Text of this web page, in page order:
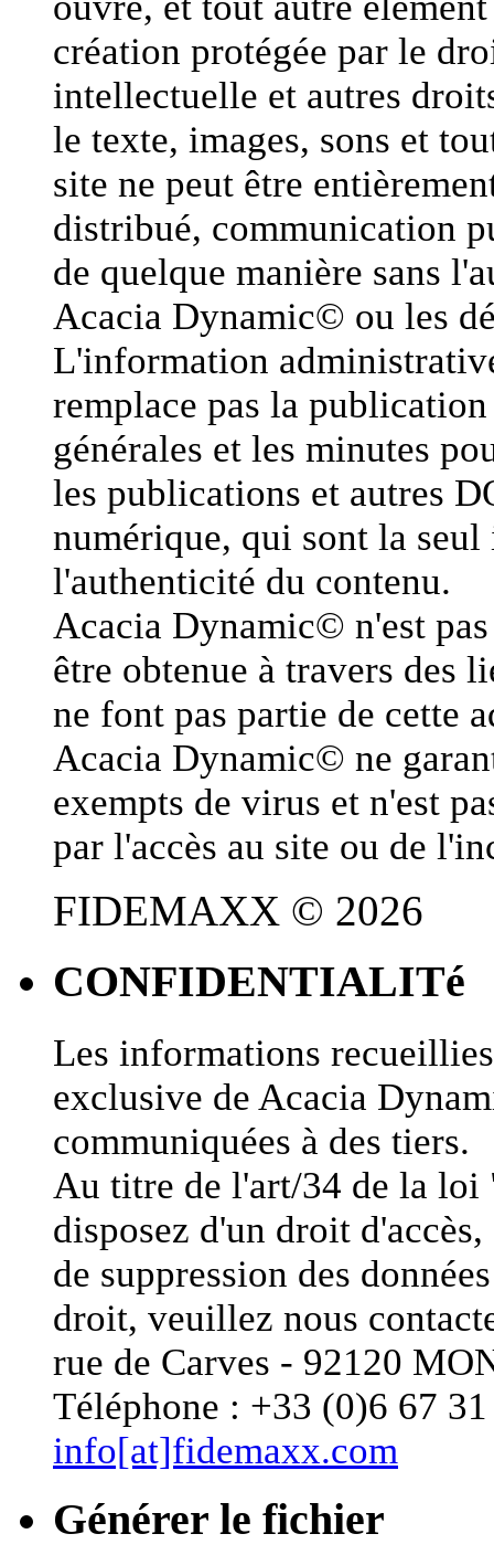
création protégée par le
intellectuelle et autres
le texte, images, sons et
site ne peut être
distribué, communication
de quelque manière sans
Acacia Dynamic© ou les
L'information
remplace pas la
générales et les minutes
les publications et autres
numérique, qui sont la
l'authenticité du contenu.
Acacia Dynamic© n'est
être obtenue à travers des
ne font pas partie de cette
Acacia Dynamic© ne
exempts de virus et n'est
par l'accès au site ou de
FIDEMAXX © 2026
CONFIDENTIALITé
Les informations
exclusive de Acacia
communiquées à des tiers.
Au titre de l'art/34 de la
disposez d'un droit
de suppression des
droit, veuillez nous
rue de Carves - 92120
Téléphone : +33 (0)6 67
info[at]fidemaxx.com
Générer le fichier